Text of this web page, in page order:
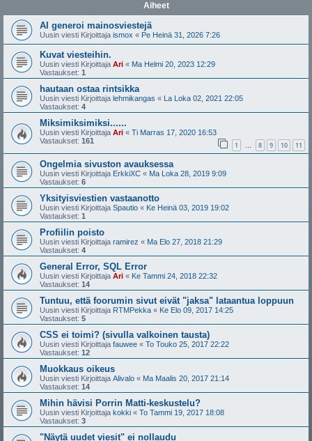
Aiheet
AI generoi mainosviestejä
Uusin viesti Kirjoittaja ismox « Pe Heinä 31, 2026 7:26
Kuvat viesteihin.
Uusin viesti Kirjoittaja Ari « Ma Helmi 20, 2023 12:29
Vastaukset: 1
hautaan ostaa rintsikka
Uusin viesti Kirjoittaja lehmikangas « La Loka 02, 2021 22:05
Vastaukset: 4
Miksimiksimiksi......
Uusin viesti Kirjoittaja Ari « Ti Marras 17, 2020 16:53
Vastaukset: 161 1 … 8 9 10 11
Ongelmia sivuston avauksessa
Uusin viesti Kirjoittaja ErkkiXC « Ma Loka 28, 2019 9:09
Vastaukset: 6
Yksityisviestien vastaanotto
Uusin viesti Kirjoittaja Spautio « Ke Heinä 03, 2019 19:02
Vastaukset: 1
Profiilin poisto
Uusin viesti Kirjoittaja ramirez « Ma Elo 27, 2018 21:29
Vastaukset: 4
General Error, SQL Error
Uusin viesti Kirjoittaja Ari « Ke Tammi 24, 2018 22:32
Vastaukset: 14
Tuntuu, että foorumin sivut eivät "jaksa" lataantua loppuun
Uusin viesti Kirjoittaja RTMPekka « Ke Elo 09, 2017 14:25
Vastaukset: 5
CSS ei toimi? (sivulla valkoinen tausta)
Uusin viesti Kirjoittaja fauwee « To Touko 25, 2017 22:22
Vastaukset: 12
Muokkaus oikeus
Uusin viesti Kirjoittaja Alivalo « Ma Maalis 20, 2017 21:14
Vastaukset: 14
Mihin hävisi Porrin Matti-keskustelu?
Uusin viesti Kirjoittaja kokki « To Tammi 19, 2017 18:08
Vastaukset: 3
"Näytä uudet viesit" ei nollaudu